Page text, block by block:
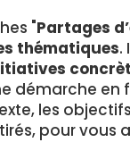
"Partages
thématiques.
démarche en
les
pour vous